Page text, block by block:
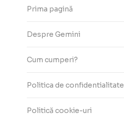
Prima pagină
Despre Gemini
Cum cumperi?
Politica de confidentialitate
Politică cookie-uri